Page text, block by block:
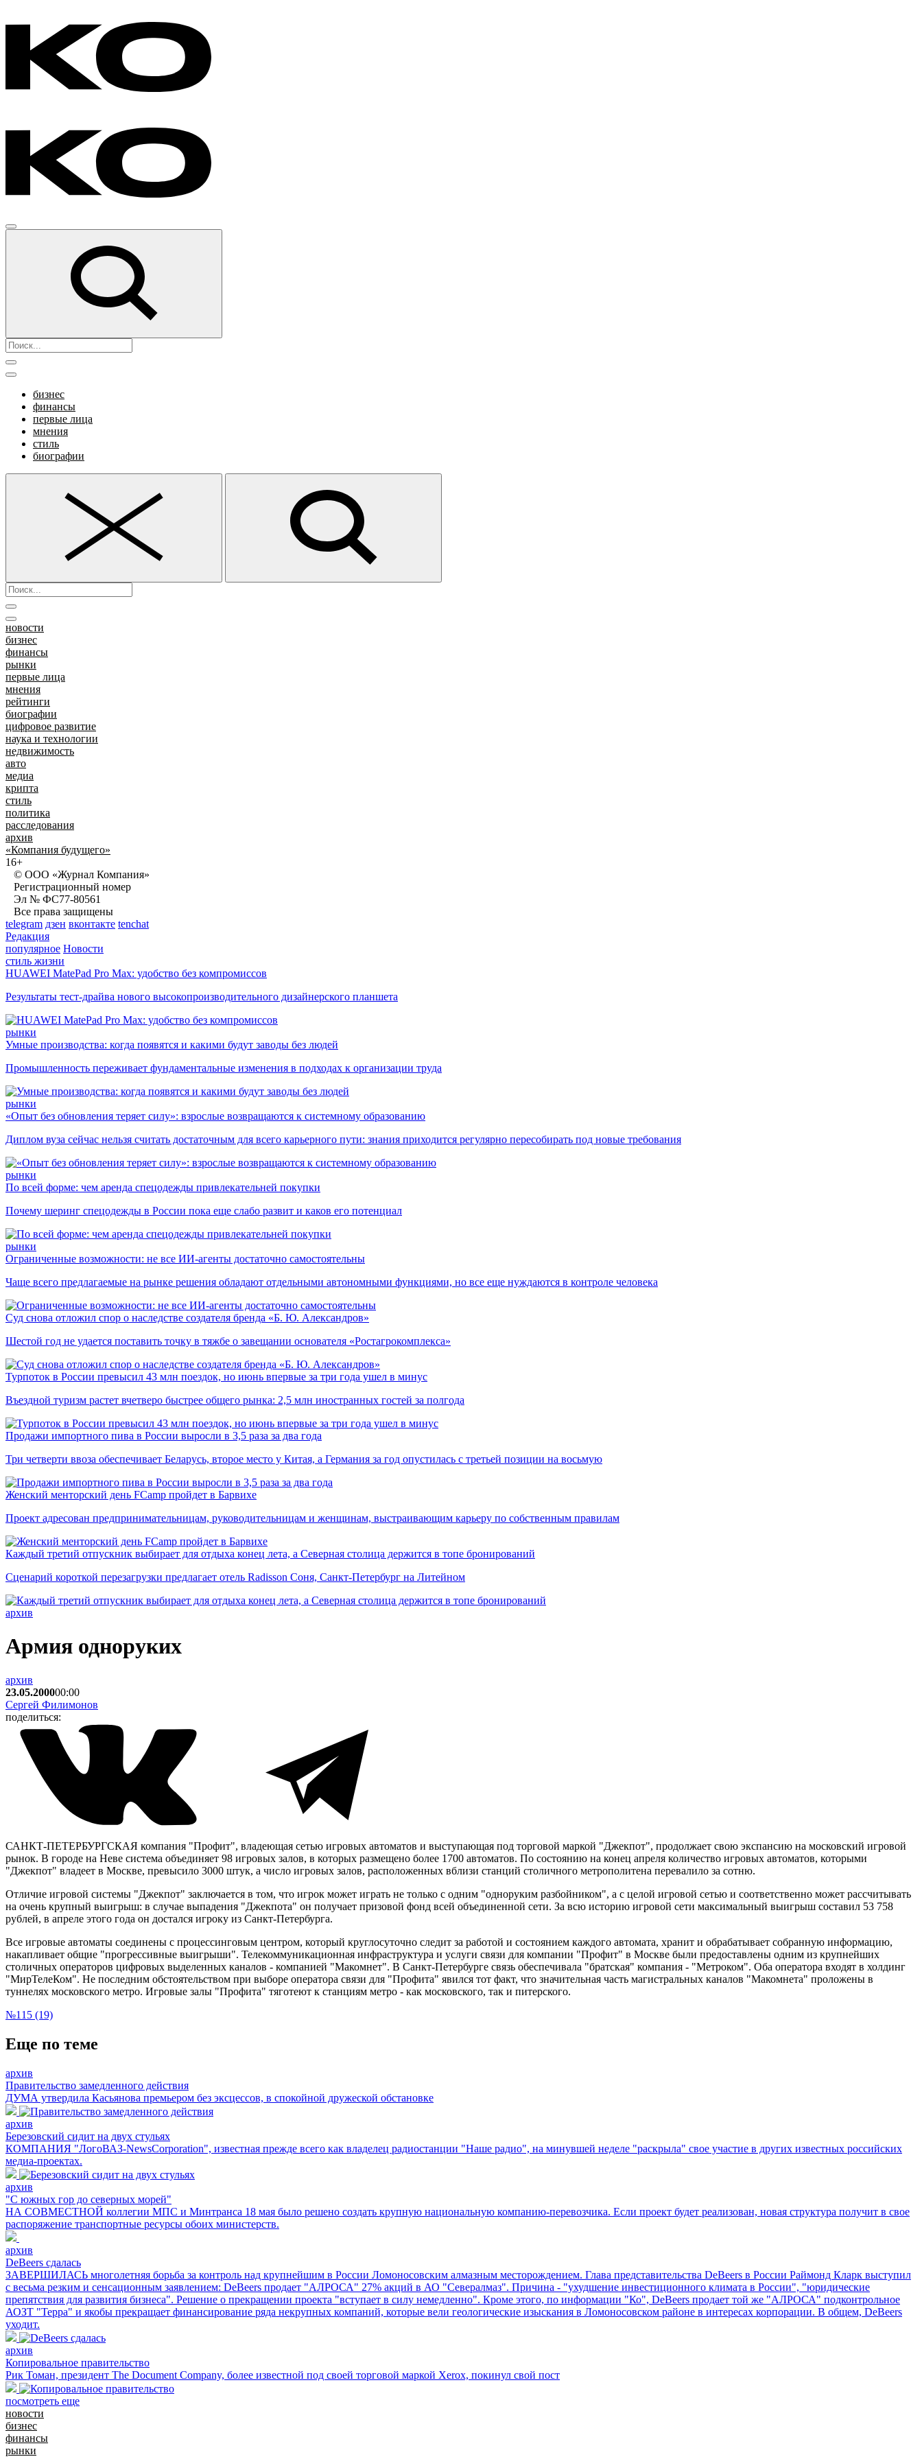
бизнес
финансы
первые лица
мнения
стиль
биографии
новости
бизнес
финансы
рынки
первые лица
мнения
рейтинги
биографии
цифровое развитие
наука и технологии
недвижимость
авто
медиа
крипта
стиль
политика
расследования
архив
«Компания будущего»
16+
© ООО «Журнал Компания»
Регистрационный номер
Эл № ФС77-80561
Все права защищены
telegram дзен вконтакте tenchat
Редакция
популярное Новости
стиль жизни
HUAWEI MatePad Pro Max: удобство без компромиссов
Результаты тест-драйва нового высокопроизводительного дизайнерского планшета
рынки
Умные производства: когда появятся и какими будут заводы без людей
Промышленность переживает фундаментальные изменения в подходах к организации труда
рынки
«Опыт без обновления теряет силу»: взрослые возвращаются к системному образованию
Диплом вуза сейчас нельзя считать достаточным для всего карьерного пути: знания приходится регулярно пересобирать под новые требования
рынки
По всей форме: чем аренда спецодежды привлекательней покупки
Почему шеринг спецодежды в России пока еще слабо развит и каков его потенциал
рынки
Ограниченные возможности: не все ИИ-агенты достаточно самостоятельны
Чаще всего предлагаемые на рынке решения обладают отдельными автономными функциями, но все еще нуждаются в контроле человека
Суд снова отложил спор о наследстве создателя бренда «Б. Ю. Александров»
Шестой год не удается поставить точку в тяжбе о завещании основателя «Ростагрокомплекса»
Турпоток в России превысил 43 млн поездок, но июнь впервые за три года ушел в минус
Въездной туризм растет вчетверо быстрее общего рынка: 2,5 млн иностранных гостей за полгода
Продажи импортного пива в России выросли в 3,5 раза за два года
Три четверти ввоза обеспечивает Беларусь, второе место у Китая, а Германия за год опустилась с третьей позиции на восьмую
Женский менторский день FCamp пройдет в Барвихе
Проект адресован предпринимательницам, руководительницам и женщинам, выстраивающим карьеру по собственным правилам
Каждый третий отпускник выбирает для отдыха конец лета, а Северная столица держится в топе бронирований
Сценарий короткой перезагрузки предлагает отель Radisson Соня, Санкт-Петербург на Литейном
архив
Армия одноруких
архив
23.05.200000:00
Сергей Филимонов
поделиться:
САНКТ-ПЕТЕРБУРГСКАЯ компания "Профит", владеющая сетью игровых автоматов и выступающая под торговой маркой "Джекпот", продолжает свою экспансию на московский игровой
рынок. В городе на Неве система объединяет 98 игровых залов, в которых размещено более 1700 автоматов. По состоянию на конец апреля количество игровых автоматов, которыми
"Джекпот" владеет в Москве, превысило 3000 штук, а число игровых залов, расположенных вблизи станций столичного метрополитена перевалило за сотню.
Отличие игровой системы "Джекпот" заключается в том, что игрок может играть не только с одним "одноруким разбойником", а с целой игровой сетью и соответственно может рассчитывать
на очень крупный выигрыш: в случае выпадения "Джекпота" он получает призовой фонд всей объединенной сети. За всю историю игровой сети максимальный выигрыш составил 53 758
рублей, в апреле этого года он достался игроку из Санкт-Петербурга.
Все игровые автоматы соединены с процессинговым центром, который круглосуточно следит за работой и состоянием каждого автомата, хранит и обрабатывает собранную информацию,
накапливает общие "прогрессивные выигрыши". Телекоммуникационная инфраструктура и услуги связи для компании "Профит" в Москве были предоставлены одним из крупнейших
столичных операторов цифровых выделенных каналов - компанией "Макомнет". В Санкт-Петербурге связь обеспечивала "братская" компания - "Метроком". Оба оператора входят в холдинг
"МирТелеКом". Не последним обстоятельством при выборе оператора связи для "Профита" явился тот факт, что значительная часть магистральных каналов "Макомнета" проложены в
туннелях московского метро. Игровые залы "Профита" тяготеют к станциям метро - как московского, так и питерского.
№115 (19)
Еще по теме
архив
Правительство замедленного действия
ДУМА утвердила Касьянова премьером без эксцессов, в спокойной дружеской обстановке
архив
Березовский сидит на двух стульях
КОМПАНИЯ "ЛогоВАЗ-NewsCorporation", известная прежде всего как владелец радиостанции "Наше радио", на минувшей неделе "раскрыла" свое участие в других известных российских
медиа-проектах.
архив
"С южных гор до северных морей"
НА СОВМЕСТНОЙ коллегии МПС и Минтранса 18 мая было решено создать крупную национальную компанию-перевозчика. Если проект будет реализован, новая структура получит в свое
распоряжение транспортные ресурсы обоих министерств.
архив
DeBeers сдалась
ЗАВЕРШИЛАСЬ многолетняя борьба за контроль над крупнейшим в России Ломоносовским алмазным месторождением. Глава представительства DeBeers в России Раймонд Кларк выступил
с весьма резким и сенсационным заявлением: DeBeers продает "АЛРОСА" 27% акций в АО "Севералмаз". Причина - "ухудшение инвестиционного климата в России", "юридические
препятствия для развития бизнеса". Решение о прекращении проекта "вступает в силу немедленно". Кроме этого, по информации "Ко", DeBeers продает той же "АЛРОСА" подконтрольное
АОЗТ "Терра" и якобы прекращает финансирование ряда некрупных компаний, которые вели геологические изыскания в Ломоносовском районе в интересах корпорации. В общем, DeBeers
уходит.
архив
Копировальное правительство
Рик Томан, президент The Document Company, более известной под своей торговой маркой Xerox, покинул свой пост
посмотреть еще
новости
бизнес
финансы
рынки